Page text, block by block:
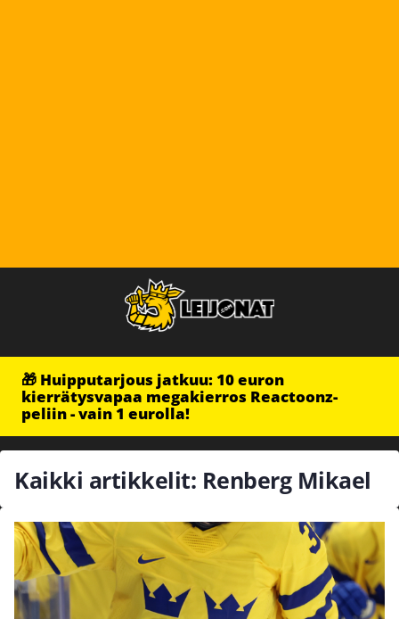
🎁 Huipputarjous jatkuu: 10 euron
kierrätysvapaa megakierros Reactoonz-
peliin - vain 1 eurolla!
Kaikki artikkelit: Renberg Mikael